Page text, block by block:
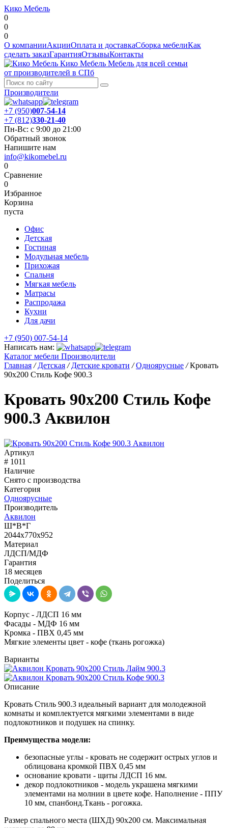
Кико Мебель
0
0
0
О компанииАкцииОплата и доставкаСборка мебелиКак
сделать заказГарантияОтзывыКонтакты
Кико Мебель Мебель для всей семьи
от производителей в СПб
Производители
+7 (950)007-54-14
+7 (812)330-21-40
Пн-Вс: с 9:00 до 21:00
Обратный звонок
Напишите нам
info@kikomebel.ru
0
Сравнение
0
Избранное
Корзина
пуста
Офис
Детская
Гостиная
Модульная мебель
Прихожая
Спальня
Мягкая мебель
Матрасы
Распродажа
Кухни
Для дачи
+7 (950) 007-54-14
Написать нам:
Каталог мебели Производители
Главная / Детская / Детские кровати / Одноярусные / Кровать
90х200 Стиль Кофе 900.3
Кровать 90х200 Стиль Кофе
900.3 Аквилон
Артикул
# 1011
Наличие
Снято с производства
Категория
Одноярусные
Производитель
Аквилон
Ш*В*Г
2044x770x952
Материал
ЛДСП/МДФ
Гарантия
18 месяцев
Поделиться
Корпус - ЛДСП 16 мм
Фасады - МДФ 16 мм
Кромка - ПВХ 0,45 мм
Мягкие элементы цвет - кофе (ткань рогожка)
Варианты
Описание
Кровать Стиль 900.3 идеальный вариант для молодежной
комнаты и комплектуется мягкими элементами в виде
подлокотников и подушек на спинку.
Преимущества модели:
безопасные углы - кровать не содержит острых углов и
облицована кромкой ПВХ 0,45 мм
основание кровати - щиты ЛДСП 16 мм.
декор подлокотников - модель украшена мягкими
элементами на молнии в цвете кофе. Наполнение - ППУ
10 мм, спанбонд.Ткань - рогожка.
Размер спального места (ШХД) 90х200 см. Максимальная